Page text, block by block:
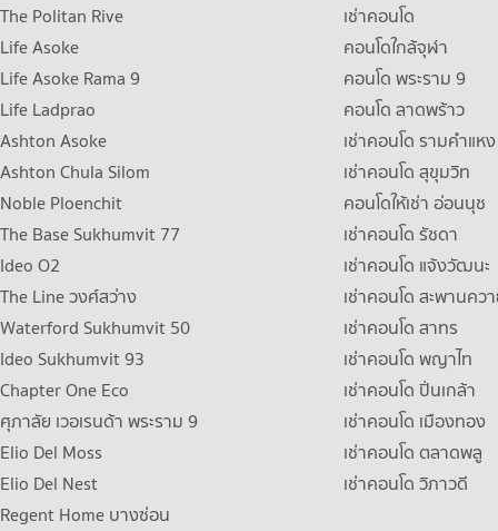
The Politan Rive
Life Asoke
Life Asoke Rama 9
Life Ladprao
Ashton Asoke
Ashton Chula Silom
Noble Ploenchit
The Base Sukhumvit 77
Ideo O2
The Line วงศ์สว่าง
Waterford Sukhumvit 50
Ideo Sukhumvit 93
Chapter One Eco
ศุภาลัย เวอเรนด้า พระราม 9
Elio Del Moss
Elio Del Nest
Regent Home บางซ่อน
เช่าคอนโด
คอนโดใกล้จุฬา
คอนโด พระราม 9
คอนโด ลาดพร้าว
เช่าคอนโด รามคําแหง
เช่าคอนโด สุขุมวิท
คอนโดให้เช่า อ่อนนุช
เช่าคอนโด รัชดา
เช่าคอนโด แจ้งวัฒนะ
เช่าคอนโด สะพานคว
เช่าคอนโด สาทร
เช่าคอนโด พญาไท
เช่าคอนโด ปิ่นเกล้า
เช่าคอนโด เมืองทอง
เช่าคอนโด ตลาดพลู
เช่าคอนโด วิภาวดี